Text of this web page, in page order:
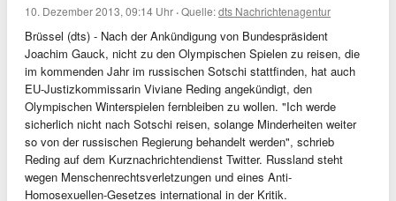
10. Dezember 2013, 09:14 Uhr ·Quelle:dts Nachrichtenagentur
Brüssel (dts) - Nach der Ankündigung von Bundespräsident
Joachim Gauck, nicht zu den Olympischen Spielen zu reisen, die
im kommenden Jahr im russischen Sotschi stattfinden, hat auch
EU-Justizkommissarin Viviane Reding angekündigt, den
Olympischen Winterspielen fernbleiben zu wollen. "Ich werde
sicherlich nicht nach Sotschi reisen, solange Minderheiten weiter
so von der russischen Regierung behandelt werden", schrieb
Reding auf dem Kurznachrichtendienst Twitter. Russland steht
wegen Menschenrechtsverletzungen und eines Anti-
Homosexuellen-Gesetzes international in der Kritik.